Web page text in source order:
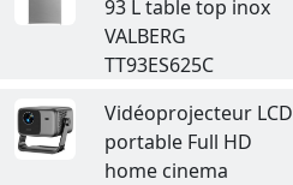
93 L table top inox
VALBERG
TT93ES625C
Vidéoprojecteur LCD
portable Full HD
home cinema